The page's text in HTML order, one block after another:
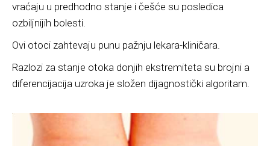
vraćaju u predhodno stanje i češće su posledica
ozbiljnijih bolesti.
Ovi otoci zahtevaju punu pažnju lekara-kliničara.
Razlozi za stanje otoka donjih ekstremiteta su brojni a
diferencijacija uzroka je složen dijagnostički algoritam.